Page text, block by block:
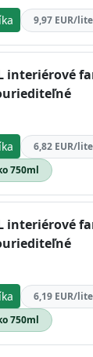
9,97 EUR/
interiérové
6,82 EUR/
750ml
interiérové
6,19 EUR/
750ml